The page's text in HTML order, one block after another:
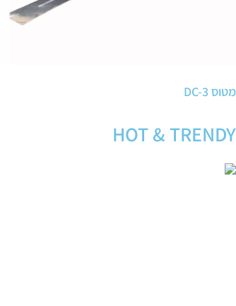
מטוס DC-3
HOT & TRENDY